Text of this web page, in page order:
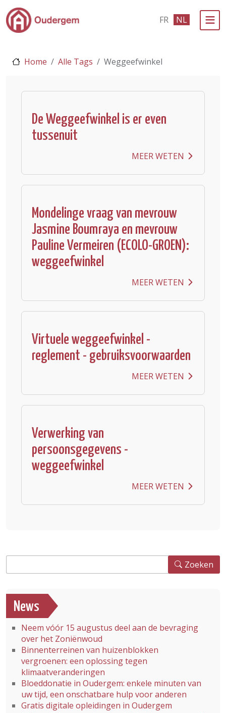
Ga naar de hoofdinhoud FR NL
eLoket
Leven in Oudergem
In 1 klik
Home Alle Tags Weggeefwinkel
De Weggeefwinkel is er even
tussenuit
MEER WETEN
Mondelinge vraag van mevrouw
Jasmine Boumraya en mevrouw
Pauline Vermeiren (ECOLO-GROEN):
weggeefwinkel
MEER WETEN
Virtuele weggeefwinkel -
reglement - gebruiksvoorwaarden
MEER WETEN
Verwerking van
persoonsgegevens -
weggeefwinkel
MEER WETEN
Zoeken
News
Neem vóór 15 augustus deel aan de bevraging
over het Zoniënwoud
Binnenterreinen van huizenblokken
vergroenen: een oplossing tegen
klimaatveranderingen
Bloeddonatie in Oudergem: enkele minuten van
uw tijd, een onschatbare hulp voor anderen
Gratis digitale opleidingen in Oudergem